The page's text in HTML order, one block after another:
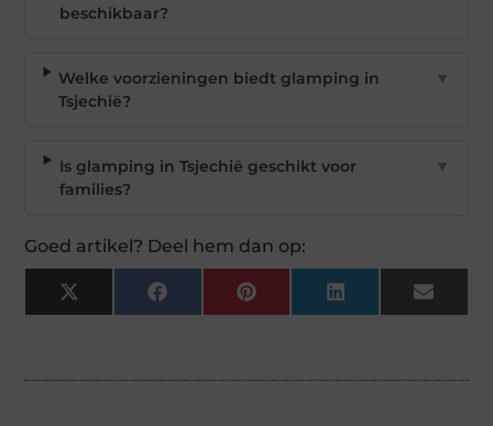
beschikbaar?
Welke voorzieningen biedt glamping in
Tsjechië?
▼
Is glamping in Tsjechië geschikt voor
families?
▼
Goed artikel? Deel hem dan op:
X
(Twitter)
Facebook Pinterest LinkedIn Email